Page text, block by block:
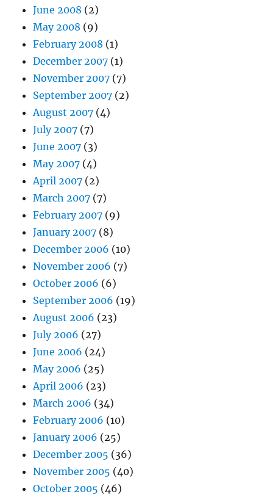
June 2008 (2)
May 2008 (9)
February 2008 (1)
December 2007 (1)
November 2007 (7)
September 2007 (2)
August 2007 (4)
July 2007 (7)
June 2007 (3)
May 2007 (4)
April 2007 (2)
March 2007 (7)
February 2007 (9)
January 2007 (8)
December 2006 (10)
November 2006 (7)
October 2006 (6)
September 2006 (19)
August 2006 (23)
July 2006 (27)
June 2006 (24)
May 2006 (25)
April 2006 (23)
March 2006 (34)
February 2006 (10)
January 2006 (25)
December 2005 (36)
November 2005 (40)
October 2005 (46)